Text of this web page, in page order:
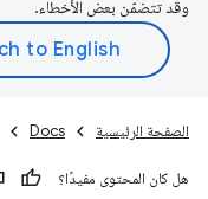
وقد تتضمّن بعض الأخطاء.
الصفحة الرئيسية Docs
هل كان المحتوى مفيدًا؟